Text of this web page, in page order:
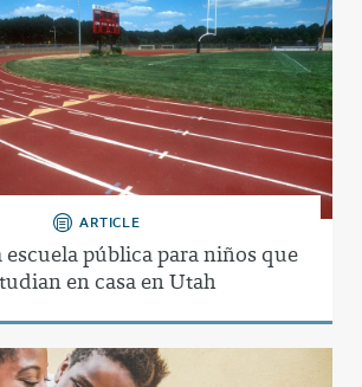
ARTICLE
escuela pública para niños que
en casa en Utah